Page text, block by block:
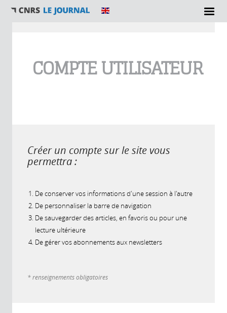
COMPTE UTILISATEUR
Créer un compte sur le site vous
permettra :
De conserver vos informations d'une session à l'autre
De personnaliser la barre de navigation
De sauvegarder des articles, en favoris ou pour une
lecture ultérieure
De gérer vos abonnements aux newsletters
* renseignements obligatoires